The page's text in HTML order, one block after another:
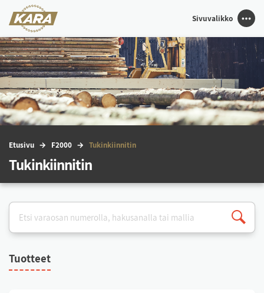
Sivuvalikko
Etu­si­vu F2000 Tu­kin­kiin­ni­tin
Tukinkiinnitin
Tuot­teet